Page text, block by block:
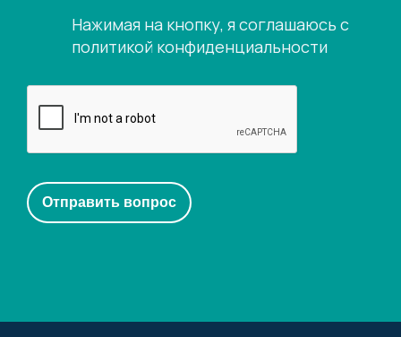
Нажимая на кнопку, я соглашаюсь с
политикой конфиденциальности